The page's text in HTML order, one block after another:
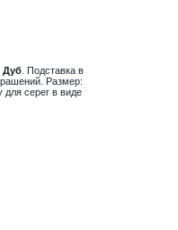
Дуб . Подставка в
Размер:
серег в виде